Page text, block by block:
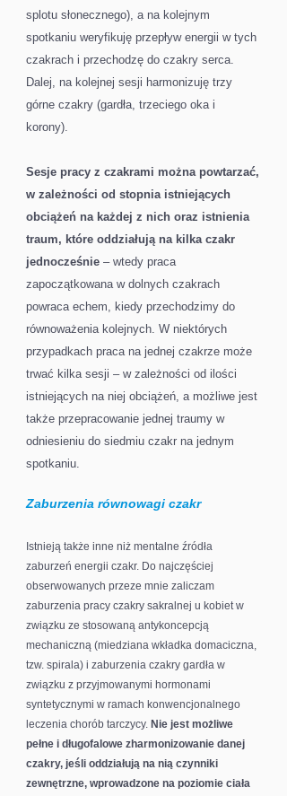
splotu słonecznego), a na kolejnym
spotkaniu weryfikuję przepływ energii w tych
czakrach i przechodzę do czakry serca.
Dalej, na kolejnej sesji harmonizuję trzy
górne czakry (gardła, trzeciego oka i
korony).
Sesje pracy z czakrami można powtarzać,
w zależności od stopnia istniejących
obciążeń na każdej z nich oraz istnienia
traum, które oddziałują na kilka czakr
jednocześnie – wtedy praca
zapoczątkowana w dolnych czakrach
powraca echem, kiedy przechodzimy do
równoważenia kolejnych. W niektórych
przypadkach praca na jednej czakrze może
trwać kilka sesji – w zależności od ilości
istniejących na niej obciążeń, a możliwe jest
także przepracowanie jednej traumy w
odniesieniu do siedmiu czakr na jednym
spotkaniu.
Zaburzenia równowagi czakr
Istnieją także inne niż mentalne źródła
zaburzeń energii czakr. Do najczęściej
obserwowanych przeze mnie zaliczam
zaburzenia pracy czakry sakralnej u kobiet w
związku ze stosowaną antykoncepcją
mechaniczną (miedziana wkładka domaciczna,
tzw. spirala) i zaburzenia czakry gardła w
związku z przyjmowanymi hormonami
syntetycznymi w ramach konwencjonalnego
leczenia chorób tarczycy. Nie jest możliwe
pełne i długofalowe zharmonizowanie danej
czakry, jeśli oddziałują na nią czynniki
zewnętrzne, wprowadzone na poziomie ciała